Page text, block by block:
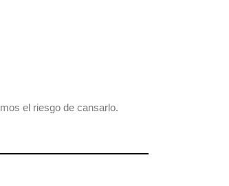
el riesgo de cansarlo.